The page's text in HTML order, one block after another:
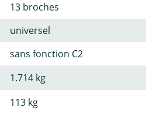
13 broches
universel
sans fonction C2
1.714 kg
113 kg